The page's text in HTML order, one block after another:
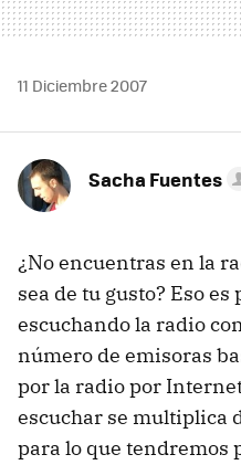
11 Diciembre 2007
Sacha Fuentes
¿No encuentras en la
sea de tu gusto? Eso
escuchando la radio
número de emisoras
por la radio por
escuchar se multiplica
para lo que tendremos